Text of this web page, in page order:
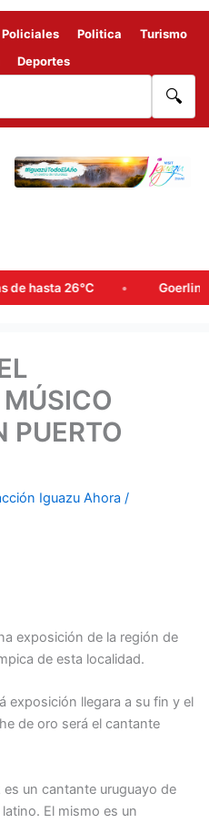
Policiales Politica
Turismo
Deportes
🔍
26°C Goerling, Arce
PUERTO
Iguazu Ahora /
exposición de la región de
de esta localidad.
exposición llegara a su fin y el
de oro será el cantante
un cantante uruguayo de
El mismo es un